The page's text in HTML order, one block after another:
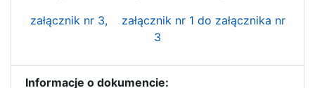
załącznik nr 3,
załącznik nr 1 do załącznika nr
3
Informacje o dokumencie: